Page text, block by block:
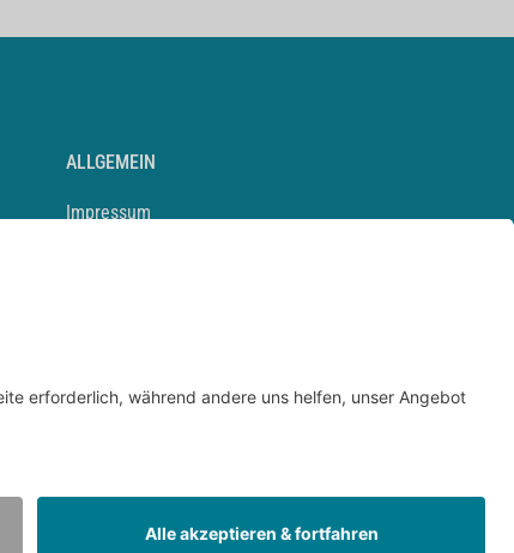
ALLGEMEIN
Impressum